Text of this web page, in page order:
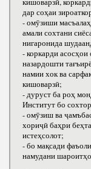
дар соҳаи
- омӯзиши
амали сохтани
нигаронида
- коркарди
назардошти
намии хок ва
кишоварзӣ;
- дуруст ба роҳ
Институт бо
- омӯзиш ва
хориҷӣ баҳри
истеҳсолот;
- бо мақсади
намудани